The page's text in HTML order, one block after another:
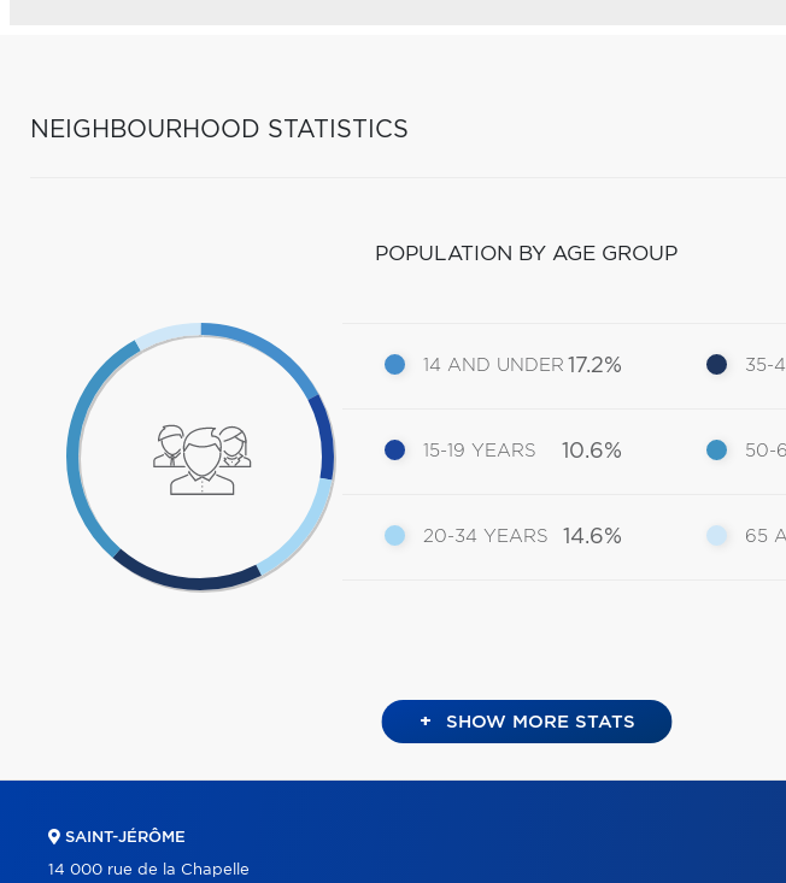
NEIGHBOURHOOD STATISTICS
POPULATION BY AGE GROUP
14 AND UNDER 17.2%
15-19 YEARS 10.6%
20-34 YEARS 14.6%
35-
50-
65
+ SHOW MORE STATS
SAINT-JÉRÔME
14 000 rue de la Chapelle